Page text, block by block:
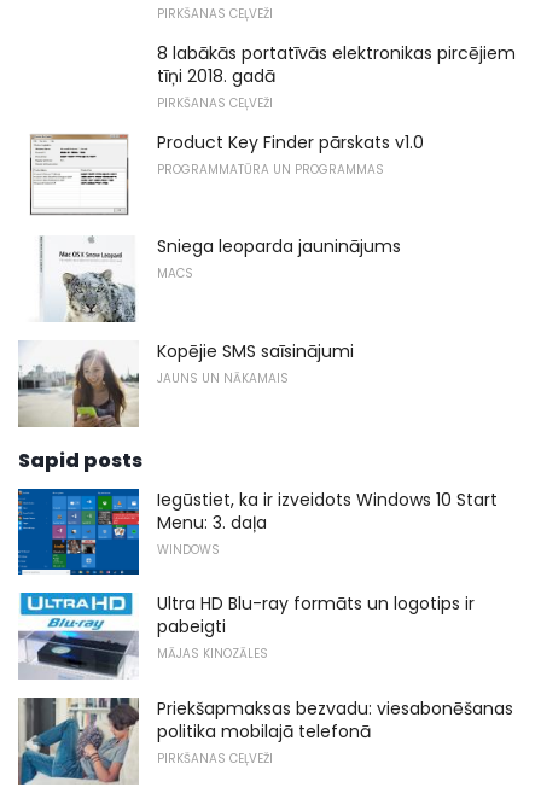
PIRKŠANAS CEĻVEŽI
8 labākās portatīvās elektronikas pircējiem
tīņi 2018. gadā
PIRKŠANAS CEĻVEŽI
Product Key Finder pārskats v1.0
PROGRAMMATŪRA UN PROGRAMMAS
Sniega leoparda jauninājums
MACS
Kopējie SMS saīsinājumi
JAUNS UN NĀKAMAIS
Sapid posts
Iegūstiet, ka ir izveidots Windows 10 Start
Menu: 3. daļa
WINDOWS
Ultra HD Blu-ray formāts un logotips ir
pabeigti
MĀJAS KINOZĀLES
Priekšapmaksas bezvadu: viesabonēšanas
politika mobilajā telefonā
PIRKŠANAS CEĻVEŽI